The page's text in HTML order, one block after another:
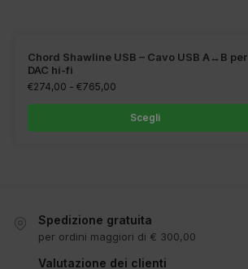
Chord Shawline USB – Cavo USB A↔B per
DAC hi-fi
€274,00 - €765,00
Scegli
Spedizione gratuita
per ordini maggiori di € 300,00
Valutazione dei clienti